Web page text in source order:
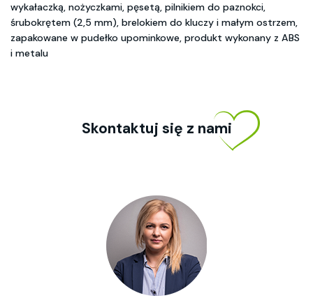
wykałaczką, nożyczkami, pęsetą, pilnikiem do paznokci,
śrubokrętem (2,5 mm), brelokiem do kluczy i małym ostrzem,
zapakowane w pudełko upominkowe, produkt wykonany z ABS
i metalu
Skontaktuj się z nami